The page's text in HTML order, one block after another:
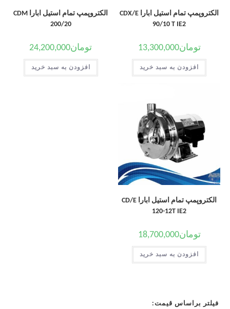
الکتروپمپ تمام استیل ابارا CDX/E
90/10 T IE2
تومان13,300,000
افزودن به سبد خرید
الکتروپمپ تمام استیل ابارا CDM
200/20
تومان24,200,000
افزودن به سبد خرید
الکتروپمپ تمام استیل ابارا CD/E
120-12T IE2
تومان18,700,000
افزودن به سبد خرید
فیلتر براساس قیمت: